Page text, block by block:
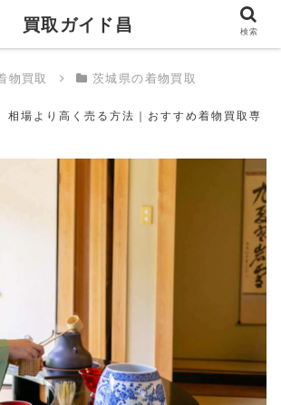
買取ガイド昌
物買取 茨城県の着物買取
相場より高く売る方法｜おすすめ着物買取専
買取ガイド昌 検索